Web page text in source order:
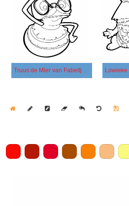
Truus de Mier van Fabeltjeskrant